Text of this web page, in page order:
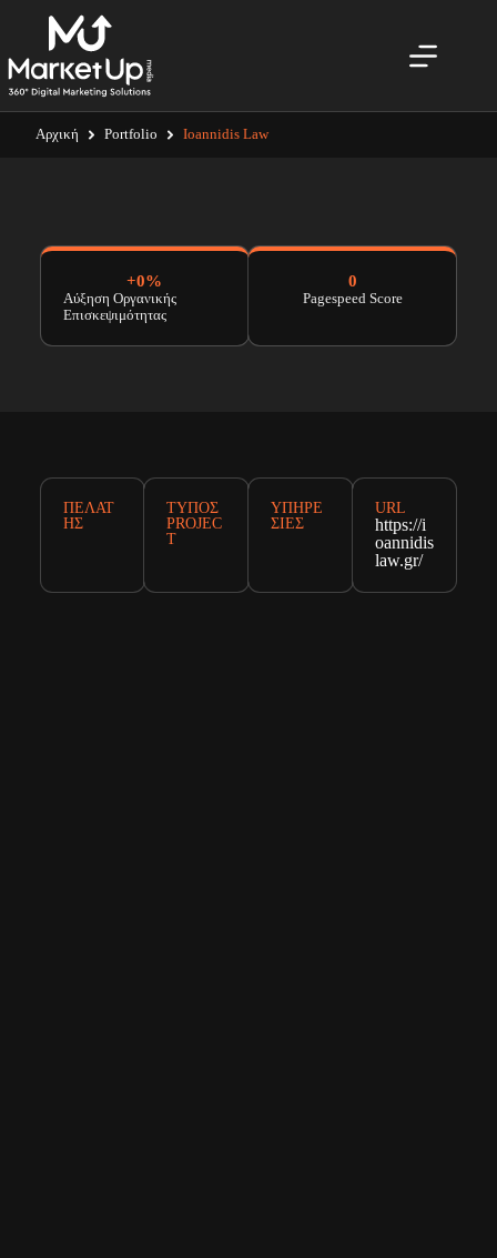
Αρχική Portfolio Ioannidis Law
Αύξηση Οργανικής
Επισκεψιμότητας
+0%
Pagespeed Score
0
ΠΕΛΆΤ
ΗΣ
ΤΎΠΟΣ
PROJEC
T
ΥΠΗΡΕ
ΣΊΕΣ
URL
https://i
oannidis
law.gr/